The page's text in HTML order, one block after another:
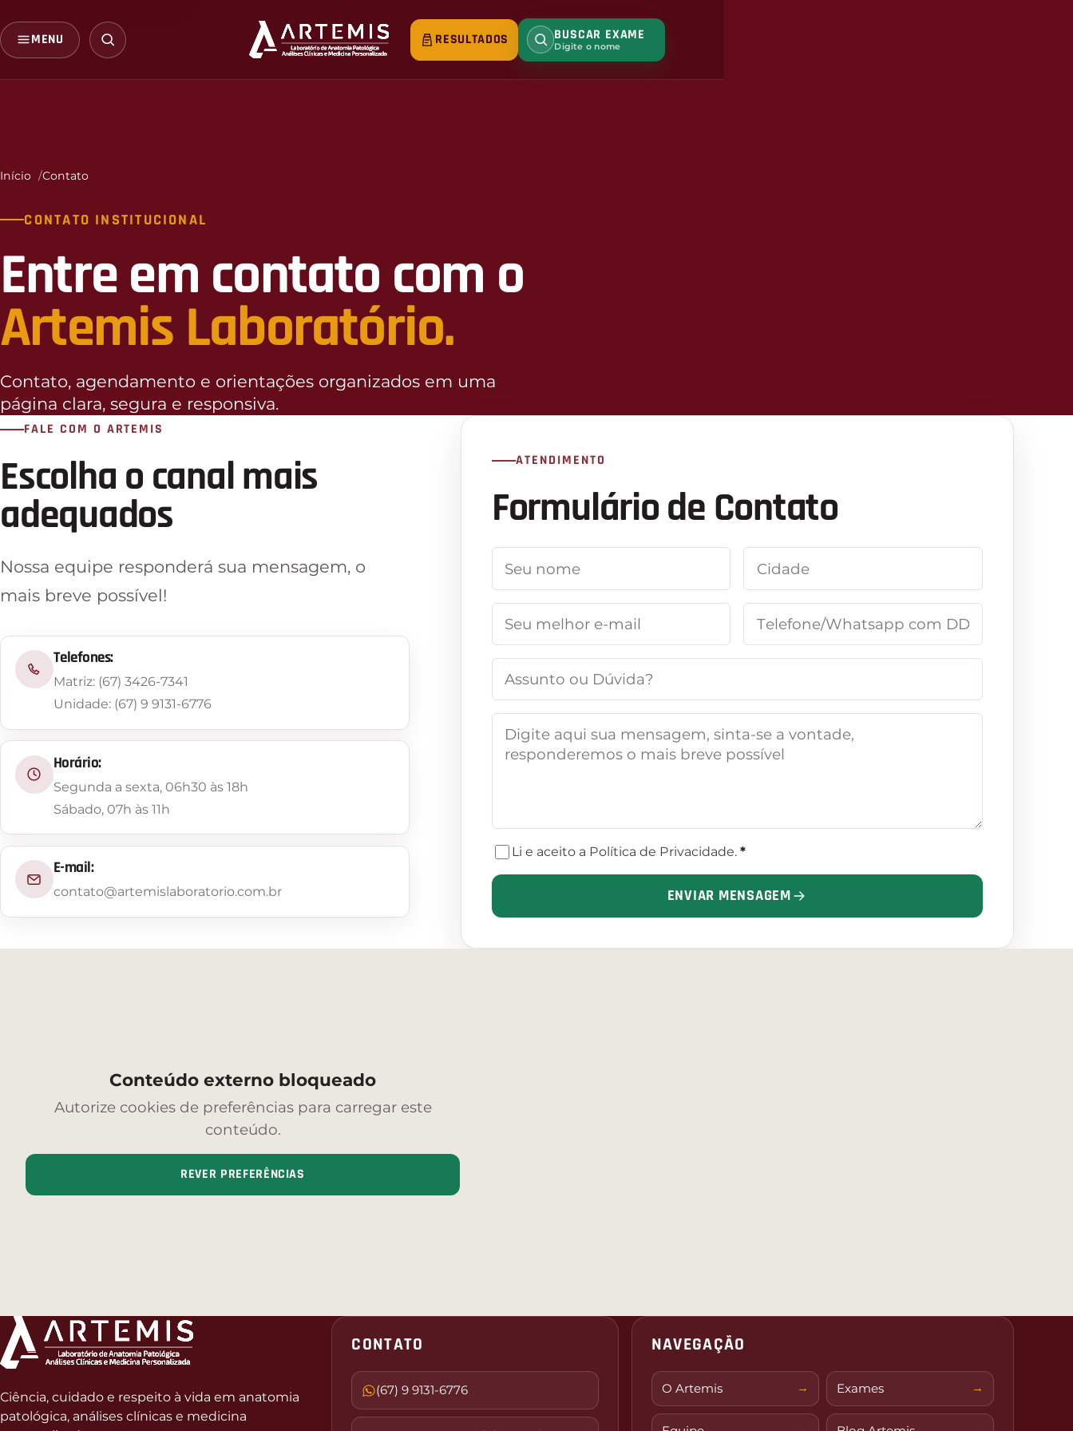
MENU RESULTADOS BUSCAR EXAME
Digite o nome
Início Contato
CONTATO INSTITUCIONAL
Entre em contato com o
Artemis Laboratório.
Contato, agendamento e orientações organizados em uma
página clara, segura e responsiva.
FALE COM O ARTEMIS
Escolha o canal mais
adequados
Nossa equipe responderá sua mensagem, o
mais breve possível!
Telefones:
Matriz: (67) 3426-7341
Unidade: (67) 9 9131-6776
Horário:
Segunda a sexta, 06h30 às 18h
Sábado, 07h às 11h
E-mail:
contato@artemislaboratorio.com.br
ATENDIMENTO
Formulário de Contato
SEU NOME CIDADE
SEU MELHOR E-MAIL* TELEFONE/WHATSAPP COM DDD*
ASSUNTO OU DÚVIDA*
MENSAGEM
Li e aceito a Política de Privacidade. *
ENVIAR MENSAGEM
Conteúdo externo bloqueado
Autorize cookies de preferências para carregar este
conteúdo.
REVER PREFERÊNCIAS
Ciência, cuidado e respeito à vida em anatomia
patológica, análises clínicas e medicina
CONTATO
(67) 9 9131-6776
NAVEGAÇÃO
O Artemis Exames